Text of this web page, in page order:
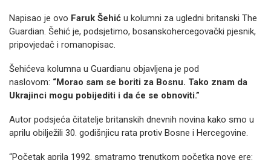
Napisao je ovo Faruk Šehić u kolumni za ugledni britanski The
Guardian. Šehić je, podsjetimo, bosanskohercegovački pjesnik,
pripovjedač i romanopisac.
Šehićeva kolumna u Guardianu objavljena je pod
naslovom: “Morao sam se boriti za Bosnu. Tako znam da
Ukrajinci mogu pobijediti i da će se obnoviti.”
Autor podsjeća čitatelje britanskih dnevnih novina kako smo u
aprilu obilježili 30. godišnjicu rata protiv Bosne i Hercegovine.
“Početak aprila 1992. smatramo trenutkom početka nove ere: